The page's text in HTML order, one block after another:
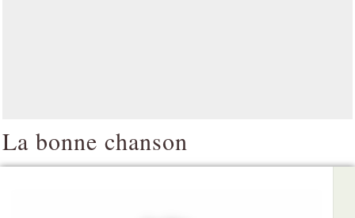
La bonne chanson